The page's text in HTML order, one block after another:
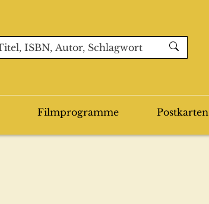
Filmprogramme Postkarten